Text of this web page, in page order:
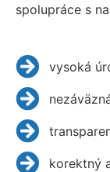
spolupráce s
vysoká
korektný